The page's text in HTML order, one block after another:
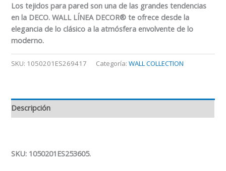
Los tejidos para pared son una de las grandes tendencias
en la DECO. WALL LÍNEA DECOR® te ofrece desde la
elegancia de lo clásico a la atmósfera envolvente de lo
moderno.
SKU: 1050201ES269417 Categoría:WALL COLLECTION
Descripción
SKU: 1050201ES253605.